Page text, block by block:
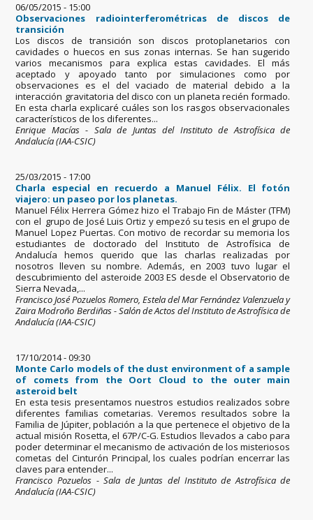
06/05/2015 - 15:00
Observaciones radiointerferométricas de discos de
transición
Los discos de transición son discos protoplanetarios con
cavidades o huecos en sus zonas internas. Se han sugerido
varios mecanismos para explica estas cavidades. El más
aceptado y apoyado tanto por simulaciones como por
observaciones es el del vaciado de material debido a la
interacción gravitatoria del disco con un planeta recién formado.
En esta charla explicaré cuáles son los rasgos observacionales
característicos de los diferentes...
Enrique Macías - Sala de Juntas del Instituto de Astrofísica de
Andalucía (IAA-CSIC)
25/03/2015 - 17:00
Charla especial en recuerdo a Manuel Félix. El fotón
viajero: un paseo por los planetas.
Manuel Félix Herrera Gómez hizo el Trabajo Fin de Máster (TFM)
con el grupo de José Luis Ortiz y empezó su tesis en el grupo de
Manuel Lopez Puertas. Con motivo de recordar su memoria los
estudiantes de doctorado del Instituto de Astrofísica de
Andalucía hemos querido que las charlas realizadas por
nosotros lleven su nombre. Además, en 2003 tuvo lugar el
descubrimiento del asteroide 2003 ES desde el Observatorio de
Sierra Nevada,...
Francisco José Pozuelos Romero, Estela del Mar Fernández Valenzuela y
Zaira Modroño Berdiñas - Salón de Actos del Instituto de Astrofísica de
Andalucía (IAA-CSIC)
17/10/2014 - 09:30
Monte Carlo models of the dust environment of a sample
of comets from the Oort Cloud to the outer main
asteroid belt
En esta tesis presentamos nuestros estudios realizados sobre
diferentes familias cometarias. Veremos resultados sobre la
Familia de Júpiter, población a la que pertenece el objetivo de la
actual misión Rosetta, el 67P/C-G. Estudios llevados a cabo para
poder determinar el mecanismo de activación de los misteriosos
cometas del Cinturón Principal, los cuales podrían encerrar las
claves para entender...
Francisco Pozuelos - Sala de Juntas del Instituto de Astrofísica de
Andalucía (IAA-CSIC)